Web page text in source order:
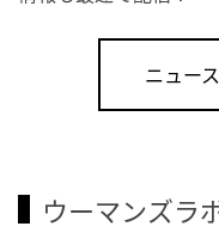
ニュー
ウーマンズラ